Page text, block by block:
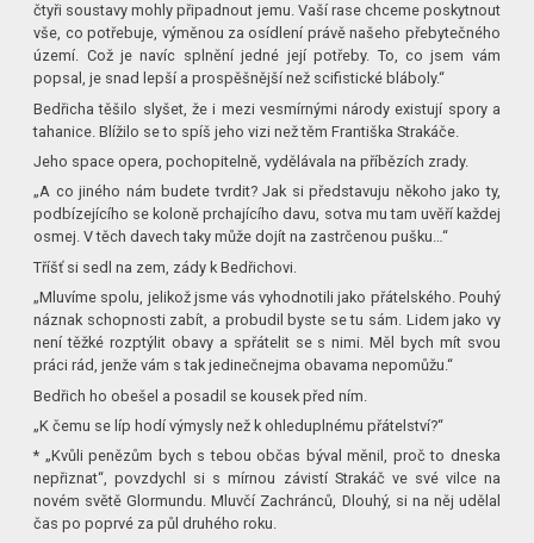
čtyři soustavy mohly připadnout jemu. Vaší rase chceme poskytnout
vše, co potřebuje, výměnou za osídlení právě našeho přebytečného
území. Což je navíc splnění jedné její potřeby. To, co jsem vám
popsal, je snad lepší a prospěšnější než scifistické bláboly.“
Bedřicha těšilo slyšet, že i mezi vesmírnými národy existují spory a
tahanice. Blížilo se to spíš jeho vizi než těm Františka Strakáče.
Jeho space opera, pochopitelně, vydělávala na příbězích zrady.
„A co jiného nám budete tvrdit? Jak si představuju někoho jako ty,
podbízejícího se koloně prchajícího davu, sotva mu tam uvěří každej
osmej. V těch davech taky může dojít na zastrčenou pušku…“
Tříšť si sedl na zem, zády k Bedřichovi.
„Mluvíme spolu, jelikož jsme vás vyhodnotili jako přátelského. Pouhý
náznak schopnosti zabít, a probudil byste se tu sám. Lidem jako vy
není těžké rozptýlit obavy a spřátelit se s nimi. Měl bych mít svou
práci rád, jenže vám s tak jedinečnejma obavama nepomůžu.“
Bedřich ho obešel a posadil se kousek před ním.
„K čemu se líp hodí výmysly než k ohleduplnému přátelství?“
* „Kvůli penězům bych s tebou občas býval měnil, proč to dneska
nepřiznat“, povzdychl si s mírnou závistí Strakáč ve své vilce na
novém světě Glormundu. Mluvčí Zachránců, Dlouhý, si na něj udělal
čas po poprvé za půl druhého roku.